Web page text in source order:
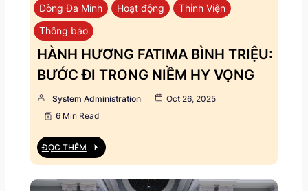
Dòng Đa Minh Hoạt động
Thỉnh Viện
Thông báo
HÀNH HƯƠNG FATIMA BÌNH TRIỆU:
BƯỚC ĐI TRONG NIỀM HY VỌNG
System Administration
Oct 26, 2025
6 Min Read
ĐỌC THÊM